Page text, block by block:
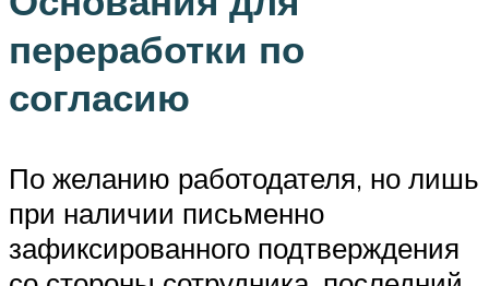
переработки по
согласию
По желанию работодателя, но лишь
при наличии письменно
зафиксированного подтверждения